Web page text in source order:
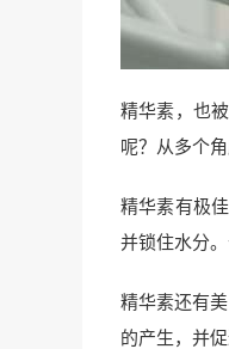
精华素，也
呢？从多个
精华素有极
并锁住水分
精华素还有
的产生，并